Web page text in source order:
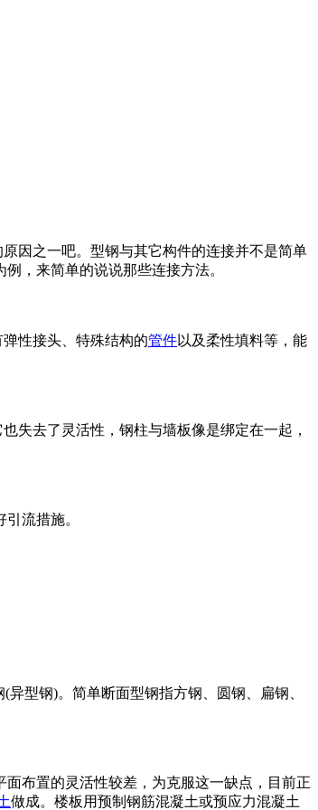
因之一吧。型钢与其它构件的连接并不是简单
，来简单的说说那些连接方法。
性接头、特殊结构的管件以及柔性填料等，能
失去了灵活性，钢柱与墙板像是绑定在一起，
流措施。
型钢)。简单断面型钢指方钢、圆钢、扁钢、
布置的灵活性较差，为克服这一缺点，目前正
做成。楼板用预制钢筋混凝土或预应力混凝土